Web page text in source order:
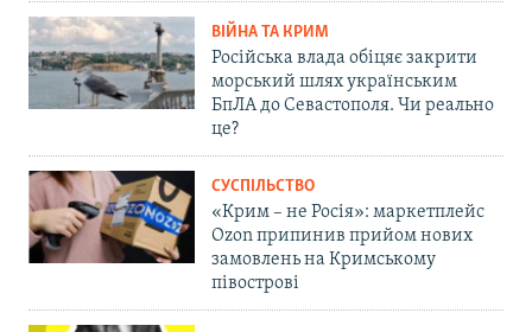
ВІЙНА ТА КРИМ
Російська влада обіцяє закрити
морський шлях українським
БпЛА до Севастополя. Чи реально
це?
СУСПІЛЬСТВО
«Крим – не Росія»: маркетплейс
Ozon припинив прийом нових
замовлень на Кримському
півострові